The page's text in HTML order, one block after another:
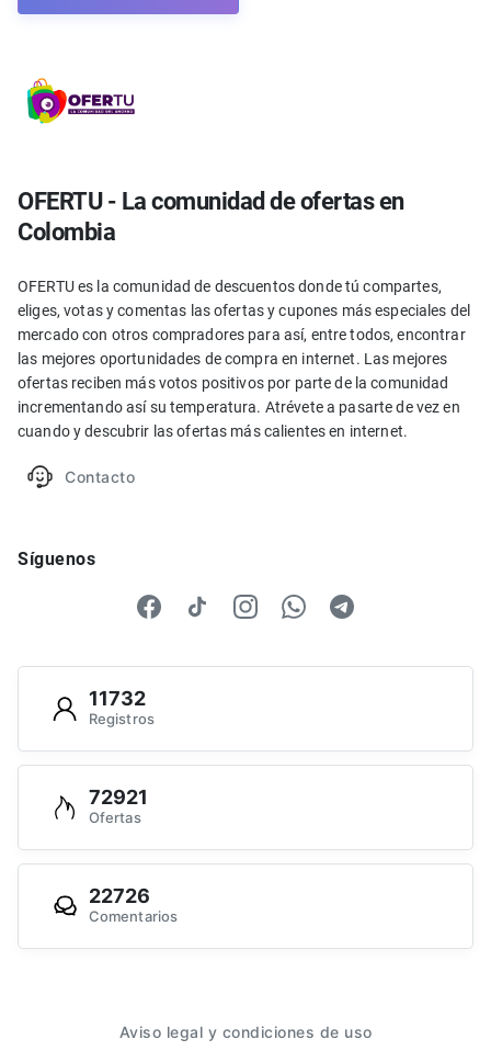
OFERTU - La comunidad de ofertas en
Colombia
OFERTU es la comunidad de descuentos donde tú compartes,
eliges, votas y comentas las ofertas y cupones más especiales del
mercado con otros compradores para así, entre todos, encontrar
las mejores oportunidades de compra en internet. Las mejores
ofertas reciben más votos positivos por parte de la comunidad
incrementando así su temperatura. Atrévete a pasarte de vez en
cuando y descubrir las ofertas más calientes en internet.
Contacto
Síguenos
11732
Registros
72921
Ofertas
22726
Comentarios
Aviso legal y condiciones de uso